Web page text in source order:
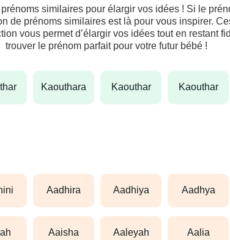
similaires pour élargir vos idées ! Si le
de prénoms similaires est là pour vous inspirer.
vous permet d’élargir vos idées tout en restant
trouver le prénom parfait pour votre futur bébé !
kaouthara kaouthar kaouthar
aadhira aadhiya aadhya
aaisha aaleyah aalia